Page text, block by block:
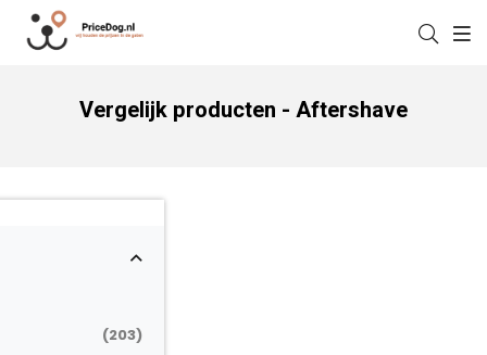
Vergelijk producten - Aftershave
(203)